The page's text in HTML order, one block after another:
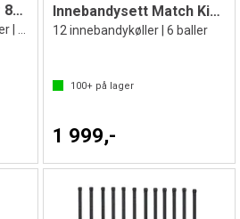
Innebandysett Center 80 cm
av 5 mulige
Innebandysett Match Kids 70 cm
12 innebandykøller | 6 baller
100+på lager
1 999,-